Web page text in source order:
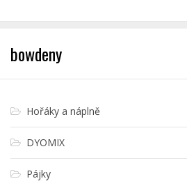
bowdeny
Hořáky a náplně
DYOMIX
Pájky